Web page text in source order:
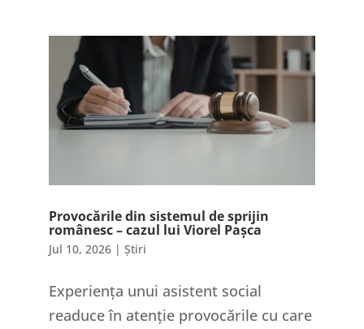
Provocările din sistemul de sprijin
românesc – cazul lui Viorel Pașca
Jul 10, 2026| Știri
Experiența unui asistent social
readuce în atenție provocările cu care